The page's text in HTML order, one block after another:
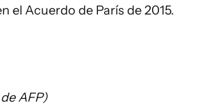
el Acuerdo de París de 2015.
AFP)